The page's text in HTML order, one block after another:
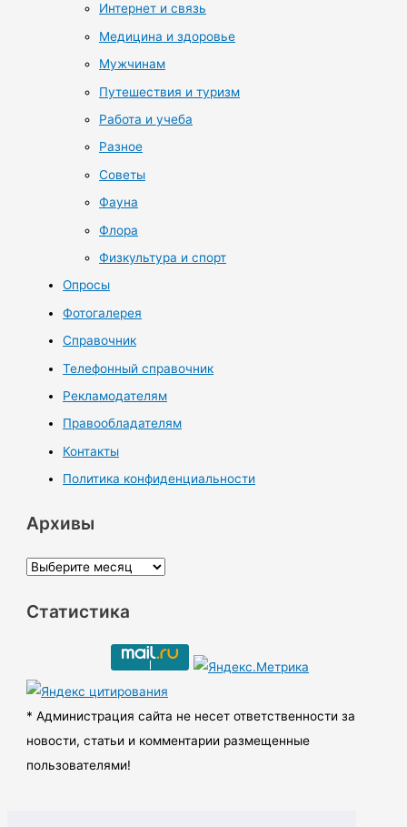
Интернет и связь
Медицина и здоровье
Мужчинам
Путешествия и туризм
Работа и учеба
Разное
Советы
Фауна
Флора
Физкультура и спорт
Опросы
Фотогалерея
Справочник
Телефонный справочник
Рекламодателям
Правообладателям
Контакты
Политика конфиденциальности
Архивы
А
х
ы
Статистика
* Администрация сайта не несет ответственности за
новости, статьи и комментарии размещенные
пользователями!